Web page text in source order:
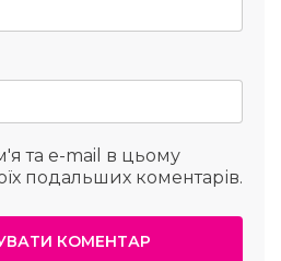
та e-mail в цьому
подальших коментарів.